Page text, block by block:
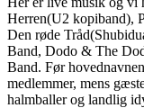
Herren(U2 kopiband),
Den røde
Band, Dodo & The
Band. Før
medlemmer, mens
halmballer og landlig